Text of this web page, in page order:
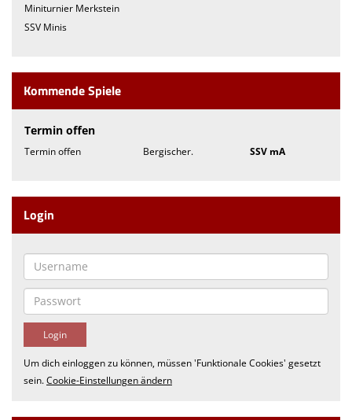
Miniturnier Merkstein
SSV Minis
Kommende Spiele
Termin offen
Termin offen Bergischer. SSV mA
Login
Um dich einloggen zu können, müssen 'Funktionale Cookies' gesetzt
sein.Cookie-Einstellungen ändern